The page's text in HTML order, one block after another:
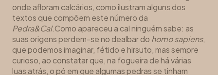
onde afloram calcários, como ilustram alguns dos
textos que compõem este número da
Pedra&Cal.Como apareceu a cal ninguém sabe: as
suas origens perdem-se no dealbar do homo sapiens,
que podemos imaginar, fétido e hirsuto, mas sempre
curioso, ao constatar que, na fogueira de há várias
luas atrás, o pó em que algumas pedras se tinham